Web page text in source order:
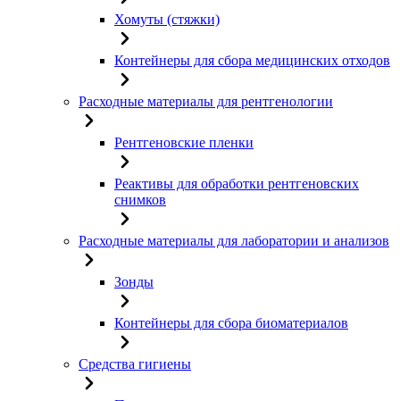
Хомуты (стяжки)
Контейнеры для сбора медицинских отходов
Расходные материалы для рентгенологии
Рентгеновские пленки
Реактивы для обработки рентгеновских
снимков
Расходные материалы для лаборатории и анализов
Зонды
Контейнеры для сбора биоматериалов
Средства гигиены